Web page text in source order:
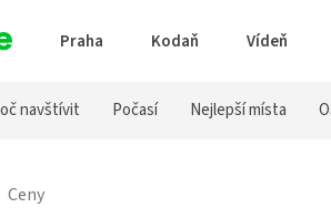
Praha Kodaň Vídeň
navštívit Počasí Nejlepší místa
Ceny